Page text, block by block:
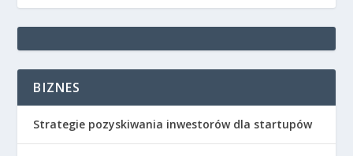
BIZNES
Strategie pozyskiwania inwestorów dla startupów